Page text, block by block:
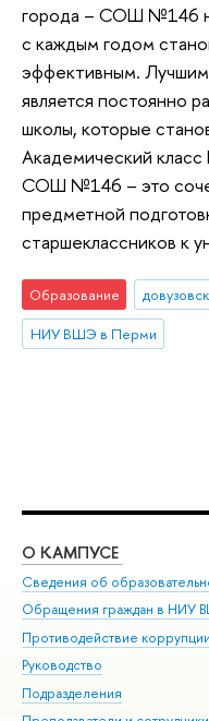
города – СОШ №146
с каждым годом
эффективным.
является постоянно
школы, которые
Академический
СОШ №146 – это
предметной
старшеклассников к
Образование
НИУ ВШЭ в Перми
О КАМПУСЕ
Сведения об
Обращения граждан в НИУ
Противодействие коррупции
Руководство
Подразделения